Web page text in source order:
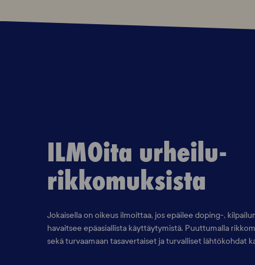
ILMOita urheilu-
rikkomuksista
Jokaisella on oikeus ilmoittaa, jos epäilee doping-,
havaitsee epäasiallista käyttäytymistä. Puuttumalla
sekä turvaamaan tasavertaiset ja turvalliset lähtökohdat